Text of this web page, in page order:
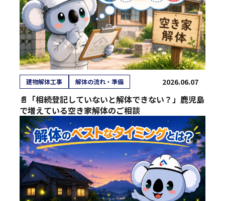
建物解体工事 解体の流れ・準備 2026.06.07
📄「相続登記していないと解体できない？」鹿児島
で増えている空き家解体のご相談